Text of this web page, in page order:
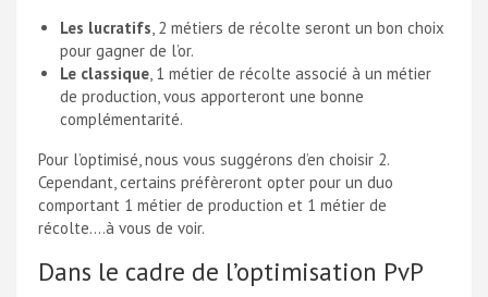
Les lucratifs , 2 métiers de récolte seront un bon choix
pour gagner de l’or.
Le classique , 1 métier de récolte associé à un métier
de production, vous apporteront une bonne
complémentarité.
Pour l’optimisé, nous vous suggérons d’en choisir 2.
Cependant, certains préfèreront opter pour un duo
comportant 1 métier de production et 1 métier de
récolte….à vous de voir.
Dans le cadre de l’optimisation PvP